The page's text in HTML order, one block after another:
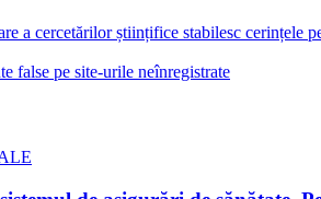
a cercetărilor științifice stabilesc
false pe site-urile neînregistrate